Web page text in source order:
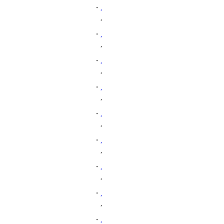
・ ,
,
・ ,
,
・ ,
,
・ ,
,
・ ,
,
・ ,
,
・ ,
,
・ ,
,
・ ,